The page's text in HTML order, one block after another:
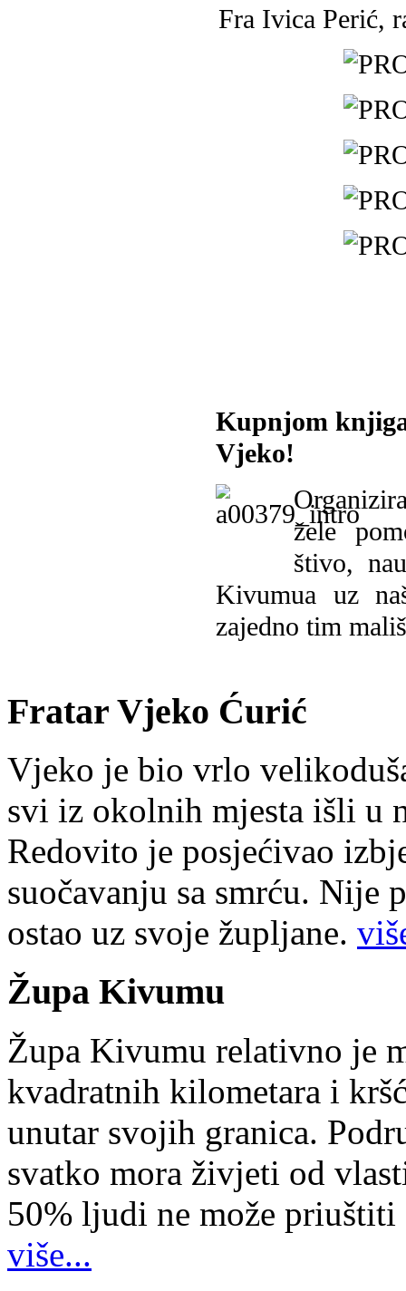
Fra Ivica Perić,
Kupnjom
Vjeko!
žele
štivo,
Kivumua uz
zajedno tim
Fratar Vjeko Ćurić
Vjeko je bio vrlo
svi iz okolnih mjesta išli u
Redovito je posjećivao
suočavanju sa smrću. Nije
ostao uz svoje župljane.
Župa Kivumu
Župa Kivumu relativno je
kvadratnih kilometara i
unutar svojih granica.
svatko mora živjeti od
50% ljudi ne može
više...